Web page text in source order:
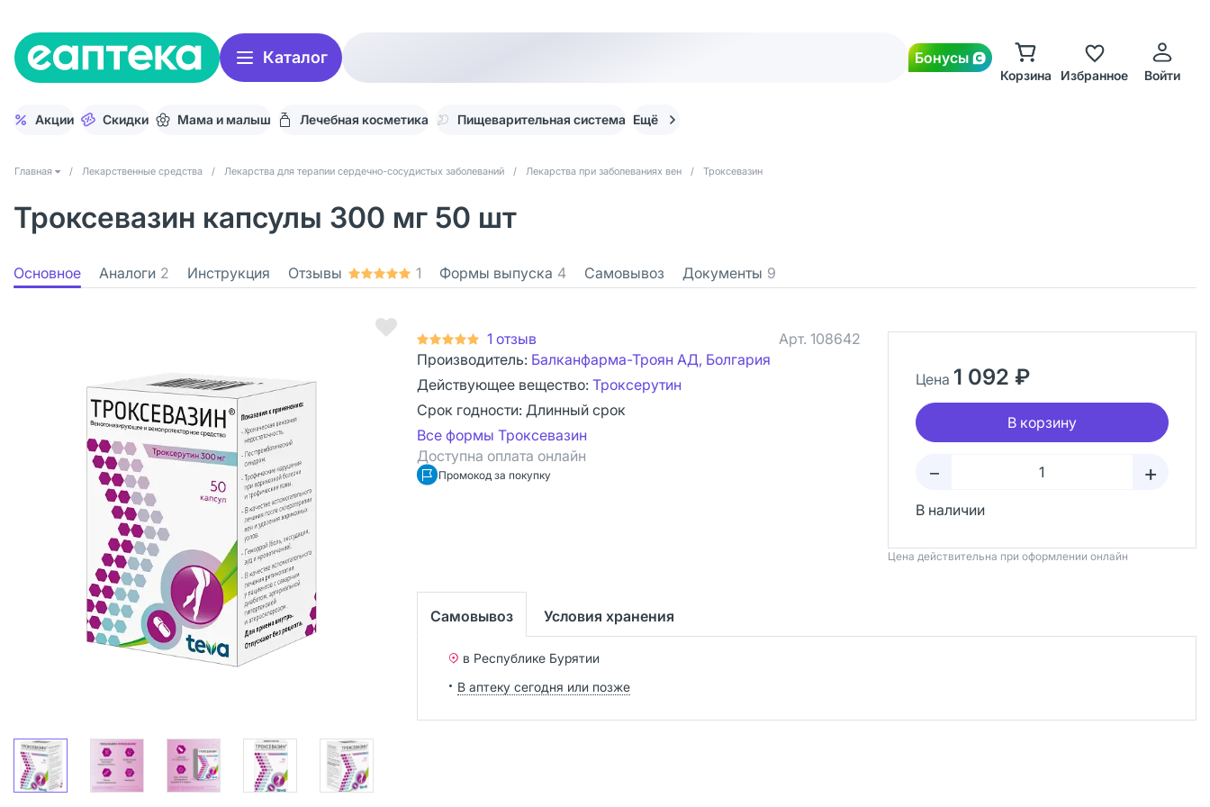
Каталог Бонусы
Корзина Избранное Войти
Акции Скидки Мама и малыш Лечебная косметика Пищеварительная система Ещё
Главная / Лекарственные средства / Лекарства для терапии сердечно-сосудистых заболеваний / Лекарства при заболеваниях вен / Троксевазин
Троксевазин капсулы 300 мг 50 шт
Основное Аналоги 2 Инструкция Отзывы 1 Формы выпуска 4 Самовывоз Документы 9
1 отзыв Арт. 108642
Производитель: Балканфарма-Троян АД, Болгария
Действующее вещество: Троксерутин
Срок годности: Длинный срок
Все формы Троксевазин
Доступна оплата онлайн
Промокод за покупку
Цена 1 092 ₽
В корзину
– +
В наличии
Цена действительна при оформлении онлайн
Самовывоз Условия хранения
в Республике Бурятии
В аптеку сегодня или позже